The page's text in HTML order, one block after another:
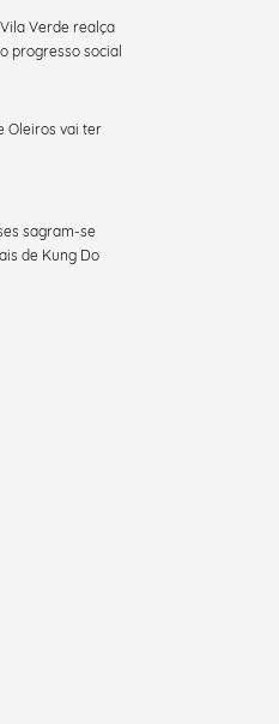
Verde realça
progresso social
Oleiros vai ter
sagram-se
de Kung Do